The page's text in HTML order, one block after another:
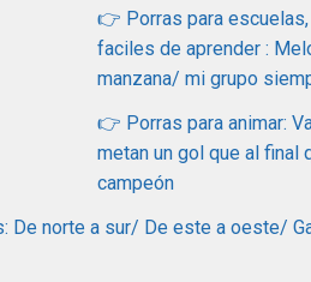
👉 Porras para
faciles de aprender :
manzana/ mi grupo
👉 Porras para animar:
metan un gol que al final
campeón
De norte a sur/ De este a oeste/